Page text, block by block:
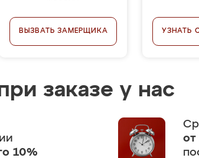
ВЫЗВАТЬ ЗАМЕРЩИКА УЗНАТЬ
заказе у нас
10%
от